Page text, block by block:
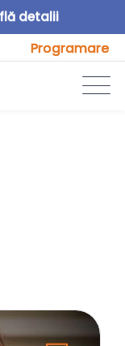
detalii
Programare